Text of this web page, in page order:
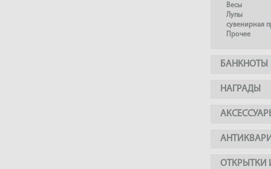
Весы
Лупы
сувенирная
Прочее
БАНКНОТЫ
НАГРАДЫ
ОТКРЫТКИ